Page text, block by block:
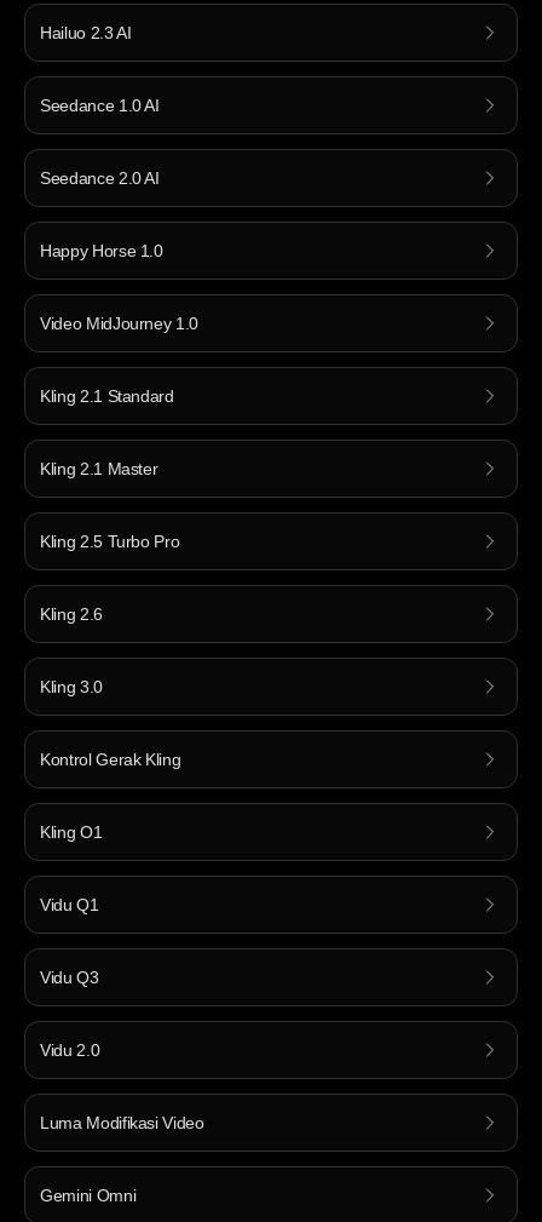
Hailuo 2.3 AI
Seedance 1.0 AI
Seedance 2.0 AI
Happy Horse 1.0
Video MidJourney 1.0
Kling 2.1 Standard
Kling 2.1 Master
Kling 2.5 Turbo Pro
Kling 2.6
Kling 3.0
Kontrol Gerak Kling
Kling O1
Vidu Q1
Vidu Q3
Vidu 2.0
Luma Modifikasi Video
Gemini Omni